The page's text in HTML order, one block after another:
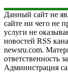
Данный сайт не
сайте ни чего не
услуги не
новостей RSS
newsru.com.
ответственность
Администрация